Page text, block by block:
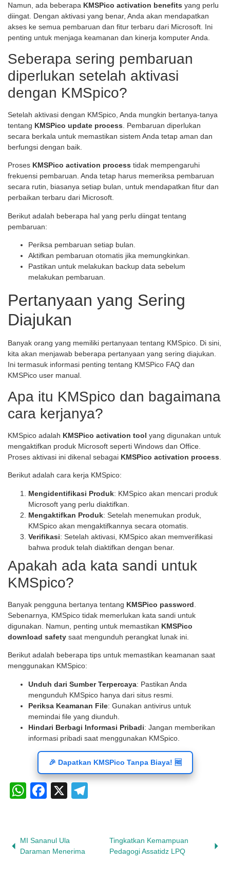
Namun, ada beberapa KMSPico activation benefits yang perlu
diingat. Dengan aktivasi yang benar, Anda akan mendapatkan
akses ke semua pembaruan dan fitur terbaru dari Microsoft. Ini
penting untuk menjaga keamanan dan kinerja komputer Anda.
Seberapa sering pembaruan
diperlukan setelah aktivasi
dengan KMSpico?
Setelah aktivasi dengan KMSpico, Anda mungkin bertanya-tanya
tentang KMSPico update process . Pembaruan diperlukan
secara berkala untuk memastikan sistem Anda tetap aman dan
berfungsi dengan baik.
Proses KMSPico activation process tidak mempengaruhi
frekuensi pembaruan. Anda tetap harus memeriksa pembaruan
secara rutin, biasanya setiap bulan, untuk mendapatkan fitur dan
perbaikan terbaru dari Microsoft.
Berikut adalah beberapa hal yang perlu diingat tentang
pembaruan:
Periksa pembaruan setiap bulan.
Aktifkan pembaruan otomatis jika memungkinkan.
Pastikan untuk melakukan backup data sebelum
melakukan pembaruan.
Pertanyaan yang Sering
Diajukan
Banyak orang yang memiliki pertanyaan tentang KMSpico. Di sini,
kita akan menjawab beberapa pertanyaan yang sering diajukan.
Ini termasuk informasi penting tentang KMSPico FAQ dan
KMSPico user manual.
Apa itu KMSpico dan bagaimana
cara kerjanya?
KMSpico adalah KMSPico activation tool yang digunakan untuk
mengaktifkan produk Microsoft seperti Windows dan Office.
Proses aktivasi ini dikenal sebagai KMSPico activation process
Berikut adalah cara kerja KMSpico:
Mengidentifikasi Produk: KMSpico akan mencari produk
Microsoft yang perlu diaktifkan.
Mengaktifkan Produk: Setelah menemukan produk,
KMSpico akan mengaktifkannya secara otomatis.
Verifikasi: Setelah aktivasi, KMSpico akan memverifikasi
bahwa produk telah diaktifkan dengan benar.
Apakah ada kata sandi untuk
KMSpico?
Banyak pengguna bertanya tentang KMSPico password
Sebenarnya, KMSpico tidak memerlukan kata sandi untuk
digunakan. Namun, penting untuk memastikan KMSPico
download safety saat mengunduh perangkat lunak ini.
Berikut adalah beberapa tips untuk memastikan keamanan saat
menggunakan KMSpico:
Unduh dari Sumber Terpercaya: Pastikan Anda
mengunduh KMSpico hanya dari situs resmi.
Periksa Keamanan File: Gunakan antivirus untuk
memindai file yang diunduh.
Hindari Berbagi Informasi Pribadi: Jangan memberikan
informasi pribadi saat menggunakan KMSpico.
🎉 Dapatkan KMSPico Tanpa Biaya! 🆓
WhatsApp
Facebook
X
MI Sananul Ula
Daraman Menerima
Tingkatkan Kemampuan
Pedagogi Assatidz LPQ